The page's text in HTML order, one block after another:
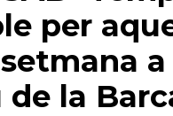
per
la